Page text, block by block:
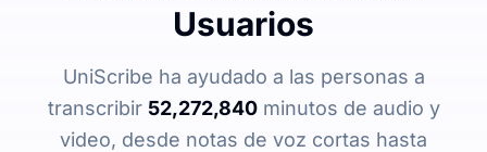
Usuarios
UniScribe ha ayudado a las personas a
transcribir 52,272,840minutos de audio y
video, desde notas de voz cortas hasta